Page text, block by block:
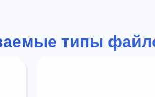
типы